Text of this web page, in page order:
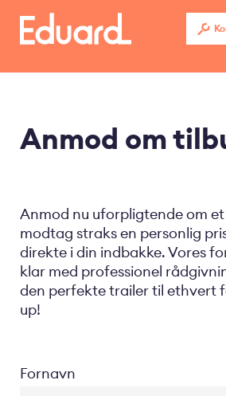
hovedindhold
Anmod om
Anmod nu uforpligtende om
modtag straks en personlig
direkte i din indbakke. Vores
klar med professionel
den perfekte trailer til ethvert
up!
Fornavn